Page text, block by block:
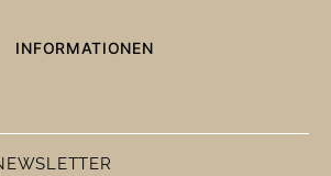
INFORMATIONEN